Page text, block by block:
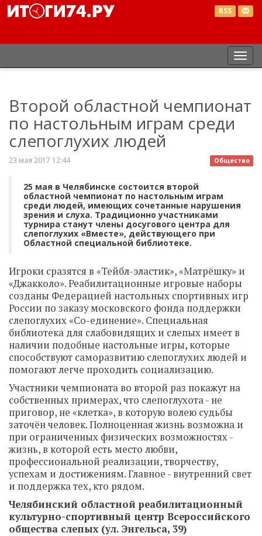
RSS
Второй областной чемпионат
по настольным играм среди
слепоглухих людей
Общество
23 мая 2017 12:44
25 мая в Челябинске состоится второй
областной чемпионат по настольным играм
среди людей, имеющих сочетанные нарушения
зрения и слуха. Традиционно участниками
турнира станут члены досугового центра для
слепоглухих «Вместе», действующего при
Областной специальной библиотеке.
Игроки сразятся в «Тейбл-эластик», «Матрёшку» и
«Джакколо». Реабилитационные игровые наборы
созданы Федерацией настольных спортивных игр
России по заказу московского фонда поддержки
слепоглухих «Со-единение». Специальная
библиотека для слабовидящих и слепых имеет в
наличии подобные настольные игры, которые
способствуют саморазвитию слепоглухих людей и
помогают легче проходить социализацию.
Участники чемпионата во второй раз покажут на
собственных примерах, что слепоглухота - не
приговор, не «клетка», в которую волею судьбы
заточён человек. Полноценная жизнь возможна и
при ограниченных физических возможностях -
жизнь, в которой есть место любви,
профессиональной реализации, творчеству,
успехам и достижениям. Главное - внутренний свет
и поддержка тех, кто рядом.
Челябинский областной реабилитационный
культурно-спортивный центр Всероссийского
общества слепых (ул. Энгельса, 39)